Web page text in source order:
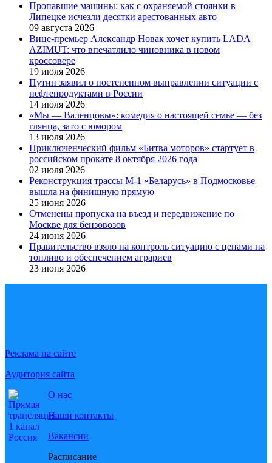
Пропавшие машины: как с охраняемой стоянки в
Липецке исчезли десятки арестованных авто
09 августа 2026
Вице‑премьер Александр Новак хочет купить LADA
AZIMUT: что впечатлило чиновника в новом
кроссовере
19 июля 2026
Путин заявил о постепенном выправлении ситуации с
нефтепродуктами в России
14 июля 2026
«Мы — Валенцовы»: комедия о настоящей семье — без
глянца, зато с юмором
13 июля 2026
Приключенческий фильм «Битва моторов» стартует в
российском прокате 8 октября 2026 года
02 июля 2026
Реконструкция трассы М-1 «Беларусь» в Подмосковье
вышла на финишную прямую
25 июня 2026
Отменены пропуска на въезд и передвижение по
Москве для бензовозов
24 июня 2026
Правительство взяло на контроль ситуацию с ценами на
топливо и обеспечением аграриев
23 июня 2026
Реклама на сайте
Аудитория сайта
О нас
Наши контакты
Вакансии
Расписание